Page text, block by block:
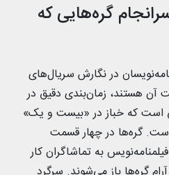
گره‌هایی که
در نگارش سریال‌های
آن هستند، زمان‌بندی دقیق در
است که خباز در «بیست و یک»
گره‌ها در چهار قسمت
به تماشاگران کار